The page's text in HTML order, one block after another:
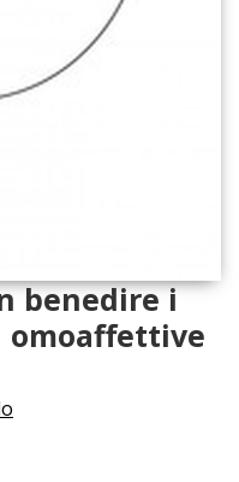
benedire i
omoaffettive